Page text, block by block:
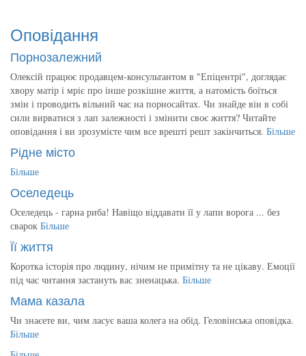
Оповідання
Порнозалежний
Олексій працює продавцем-консультантом в "Епіцентрі", доглядає
хвору матір і мріє про інше розкішне життя, а натомість боїться
змін і проводить вільний час на порносайтах. Чи знайде він в собі
сили вирватися з лап залежності і змінити своє життя? Читайте
оповідання і ви зрозумієте чим все врешті решт закінчиться. Більше
Рідне місто
Більше
Оселедець
Оселедець - гарна риба! Навіщо віддавати її у лапи ворога ... без
сварок Більше
Її життя
Коротка історія про людину, нічим не примітну та не цікаву. Емоції
під час читання застануть вас зненацька. Більше
Мама казала
Чи знаєете ви, чим ласує ваша колега на обід. Геловінська оповідка.
Більше